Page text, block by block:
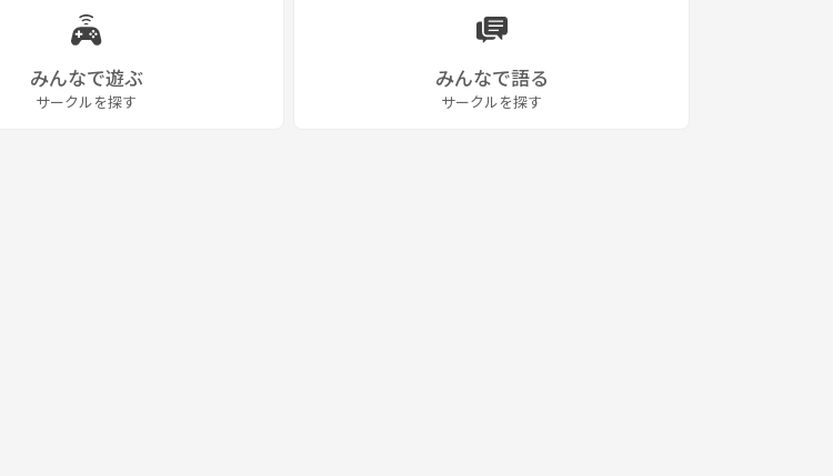
みんなで遊ぶ
サークルを探す
みんなで語る
サークルを探す